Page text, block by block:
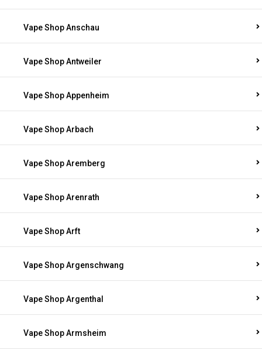
Vape Shop Anschau
Vape Shop Antweiler
Vape Shop Appenheim
Vape Shop Arbach
Vape Shop Aremberg
Vape Shop Arenrath
Vape Shop Arft
Vape Shop Argenschwang
Vape Shop Argenthal
Vape Shop Armsheim